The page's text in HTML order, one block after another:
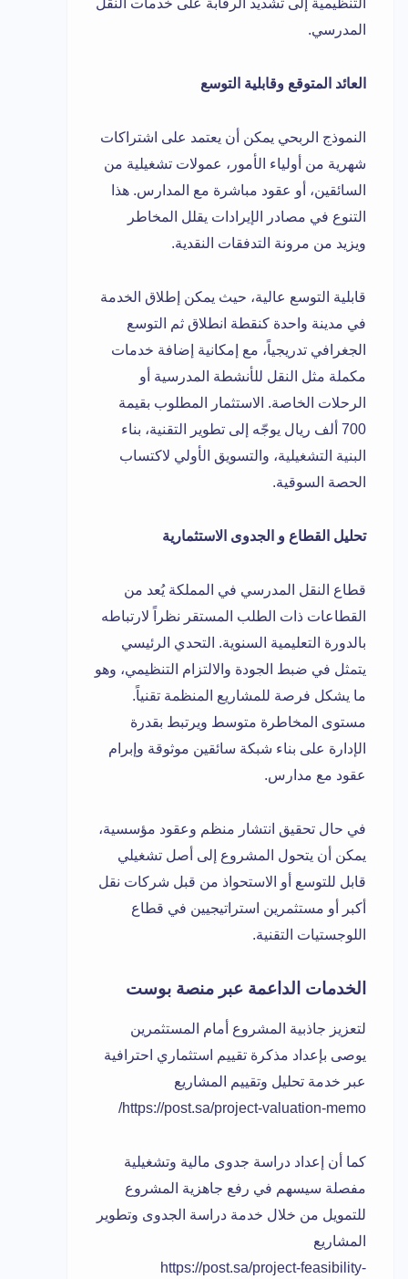
المدرسي.
العائد المتوقع وقابلية التوسع
النموذج الربحي يمكن أن يعتمد على اشتراكات
شهرية من أولياء الأمور، عمولات تشغيلية من
السائقين، أو عقود مباشرة مع المدارس. هذا
التنوع في مصادر الإيرادات يقلل المخاطر
ويزيد من مرونة التدفقات النقدية.
قابلية التوسع عالية، حيث يمكن إطلاق الخدمة
في مدينة واحدة كنقطة انطلاق ثم التوسع
الجغرافي تدريجياً، مع إمكانية إضافة خدمات
مكملة مثل النقل للأنشطة المدرسية أو
الرحلات الخاصة. الاستثمار المطلوب بقيمة
700 ألف ريال يوجّه إلى تطوير التقنية، بناء
البنية التشغيلية، والتسويق الأولي لاكتساب
الحصة السوقية.
تحليل القطاع و الجدوى الاستثمارية
قطاع النقل المدرسي في المملكة يُعد من
القطاعات ذات الطلب المستقر نظراً لارتباطه
بالدورة التعليمية السنوية. التحدي الرئيسي
يتمثل في ضبط الجودة والالتزام التنظيمي، وهو
ما يشكل فرصة للمشاريع المنظمة تقنياً.
مستوى المخاطرة متوسط ويرتبط بقدرة
الإدارة على بناء شبكة سائقين موثوقة وإبرام
عقود مع مدارس.
في حال تحقيق انتشار منظم وعقود مؤسسية،
يمكن أن يتحول المشروع إلى أصل تشغيلي
قابل للتوسع أو الاستحواذ من قبل شركات نقل
أكبر أو مستثمرين استراتيجيين في قطاع
اللوجستيات التقنية.
الخدمات الداعمة عبر منصة بوست
لتعزيز جاذبية المشروع أمام المستثمرين
يوصى بإعداد مذكرة تقييم استثماري احترافية
عبر خدمة تحليل وتقييم المشاريع
https://post.sa/project-valuation-memo/
كما أن إعداد دراسة جدوى مالية وتشغيلية
مفصلة سيسهم في رفع جاهزية المشروع
للتمويل من خلال خدمة دراسة الجدوى وتطوير
المشاريع
https://post.sa/project-feasibility-